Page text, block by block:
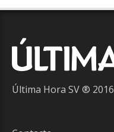
Última Hora SV ® 2016